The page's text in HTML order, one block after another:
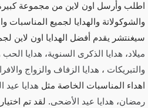
اطلب وأرسل اون لاين من مجموعة
والشوكولاتة والهدايا لجميع المناسبات
سيغنتشر يقدم أفضل الهدايا اون لاين
ميلاد، هدايا الذكرى السنوية، هدايا الحب
والتبريكات ، هدايا الزفاف والزواج
اهداء المناسبات الخاصة مثل هدايا عيد
رمضان، هدايا عيد الأضحى. لقد تم